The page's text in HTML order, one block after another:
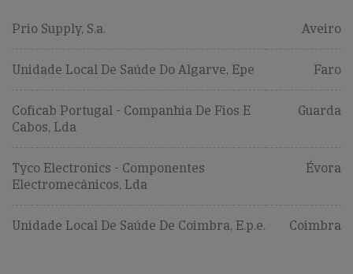
Prio Supply, S.a. Aveiro
Unidade Local De Saúde Do Algarve, Epe Faro
Coficab Portugal - Companhia De Fios E
Cabos, Lda
Guarda
Tyco Electronics - Componentes
Electromecânicos, Lda
Évora
Unidade Local De Saúde De Coimbra, E.p.e. Coimbra